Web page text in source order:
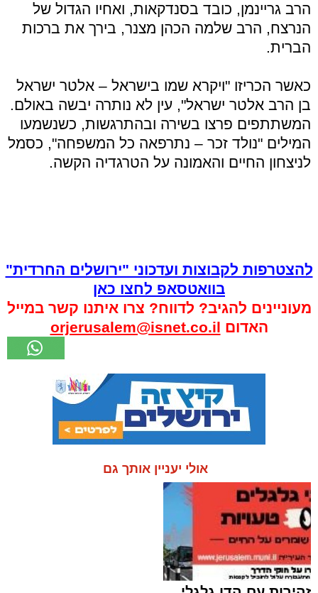
הרב גריינמן, כובד בסנדקאות, ואחיו הגדול של
הנרצח, הרב שלמה הכהן מצנר, בירך את ברכות
הברית.
כאשר הכריזו "ויקרא שמו בישראל – אלטר ישראל
בן הרב אלטר ישראל", עין לא נותרה יבשה באולם.
המשתתפים פרצו בשירה ובהתרגשות, כשנשמעו
המילים "נולד זכר – נתרפאה כל המשפחה", כסמל
לניצחון החיים והאמונה על הטרגדיה הקשה.
להצטרפות לקבוצות ועדכוני "ירושלים החרדית"
בוואטסאפ לחצו כאן
מעוניינים להגיב? לדווח? צרו איתנו קשר במייל
האדום orjerusalem@isnet.co.il
אולי יעניין אותך גם